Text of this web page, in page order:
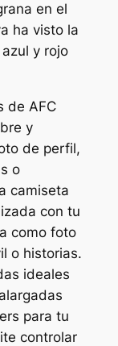
en el
ha visto la
y rojo
de AFC
y
de perfil,
o
camiseta
con tu
como foto
o historias.
ideales
para tu
controlar